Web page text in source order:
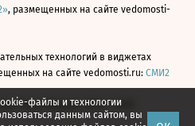
файлы и технологии
данным сайтом, вы
, размещенных на сайте vedomosti-
технологий в виджетах
на сайте vedomosti.ru: СМИ2
Ньюс Медиа», 2024 - 2026